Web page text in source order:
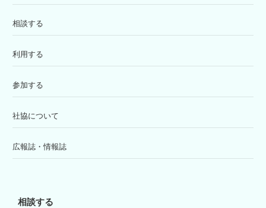
相談する
利用する
参加する
社協について
広報誌・情報誌
相談する